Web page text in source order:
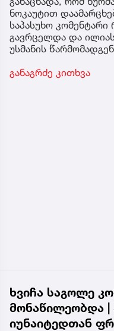
ნოკაუტით
საპასუხო კომენტარი
გავრცელდა და ილიას
უსმანის
განაგრძე კითხვა
ხვიჩა საგოლე
მონაწილეობდა |
იუნაიტედთან